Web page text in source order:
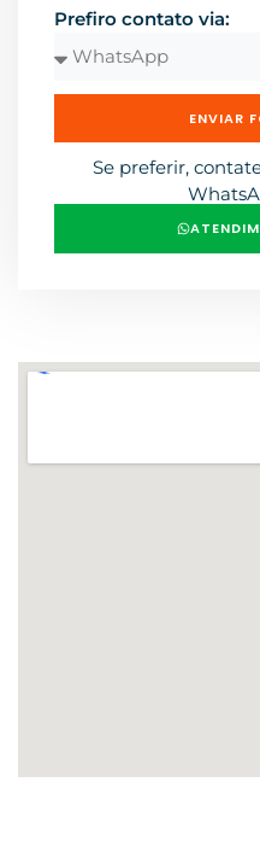
Prefiro contato via:
ENVIAR
Se preferir,